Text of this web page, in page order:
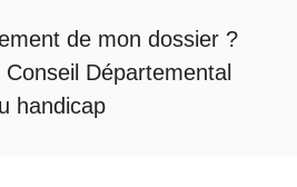
de mon dossier ?
Conseil Départemental
handicap